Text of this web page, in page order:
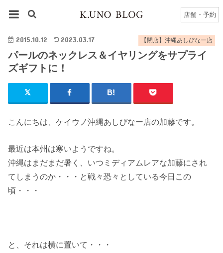
店舗・予約
パールのネックレス＆イヤリングをサプライズギフトに！
【閉店】沖縄あしびなー店
2015.10.12 2023.03.17
パールのネックレス＆イヤリングをサプライ
ズギフトに！
こんにちは、ケイウノ沖縄あしびなー店の加藤です。
最近は本州は寒いようですね。
沖縄はまだまだ暑く、いつミディアムレアな加藤にされ
てしまうのか・・・と戦々恐々としている今日この
頃・・・
と、それは横に置いて・・・